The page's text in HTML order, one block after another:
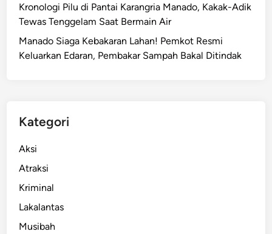
Kronologi Pilu di Pantai Karangria Manado, Kakak-Adik
Tewas Tenggelam Saat Bermain Air
Manado Siaga Kebakaran Lahan! Pemkot Resmi
Keluarkan Edaran, Pembakar Sampah Bakal Ditindak
Kategori
Aksi
Atraksi
Kriminal
Lakalantas
Musibah